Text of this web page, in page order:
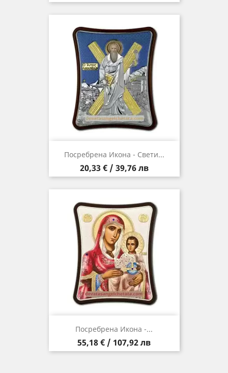
Посребрена Икона - Свети...
Цена
20,33 € / 39,76 лв
Посребрена Икона -...
Цена
55,18 € / 107,92 лв